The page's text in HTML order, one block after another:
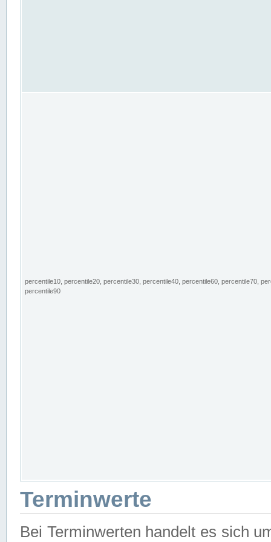
percentile10, percentile20, percentile30, percentile40, percentile60, percentile70,
percentile90
Terminwerte
Bei Terminwerten handelt es sich